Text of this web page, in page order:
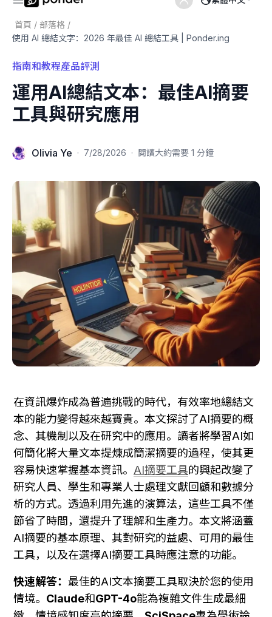
首頁 / 部落格 /
使用 AI 總結文字：2026 年最佳 AI 總結工具 | Ponder.ing
指南和教程產品評測
運用AI總結文本：最佳AI摘要
工具與研究應用
Olivia Ye · 7/28/2026 · 閱讀大約需要 1 分鐘
在資訊爆炸成為普遍挑戰的時代，有效率地總結文
本的能力變得越來越寶貴。本文探討了AI摘要的概
念、其機制以及在研究中的應用。讀者將學習AI如
何簡化將大量文本提煉成簡潔摘要的過程，使其更
容易快速掌握基本資訊。 AI摘要工具的興起改變了
研究人員、學生和專業人士處理文獻回顧和數據分
析的方式。透過利用先進的演算法，這些工具不僅
節省了時間，還提升了理解和生產力。本文將涵蓋
AI摘要的基本原理、其對研究的益處、可用的最佳
工具，以及在選擇AI摘要工具時應注意的功能。
快速解答： 最佳的AI文本摘要工具取決於您的使用
情境。 Claude和GPT-4o能為複雜文件生成最細